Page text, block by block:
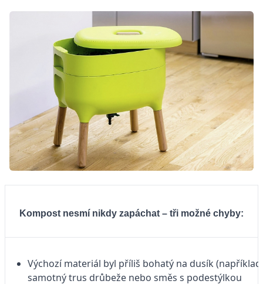
Kompost nesmí nikdy zapáchat – tři možné chyby:
Výchozí materiál byl příliš bohatý na dusík (například
samotný trus drůbeže nebo směs s podestýlkou